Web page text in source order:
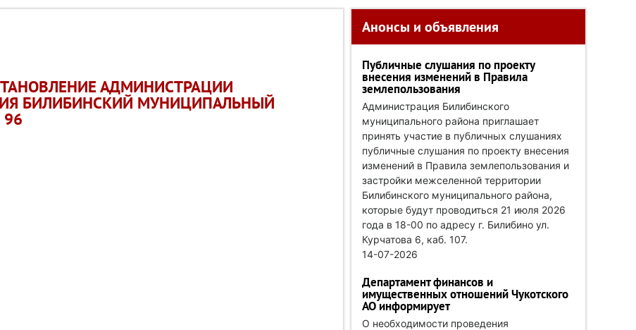
АДМИНИСТРАЦИИ
БИЛИБИНСКИЙ МУНИЦИПАЛЬНЫЙ
Анонсы и объявления
Публичные слушания по проекту
внесения изменений в Правила
землепользования
Администрация Билибинского
муниципального района приглашает
принять участие в публичных слушаниях
публичные слушания по проекту внесения
изменений в Правила землепользования и
застройки межселенной территории
Билибинского муниципального района,
которые будут проводиться 21 июля 2026
года в 18-00 по адресу г. Билибино ул.
Курчатова 6, каб. 107.
14-07-2026
Департамент финансов и
имущественных отношений Чукотского
АО информирует
О необходимости проведения